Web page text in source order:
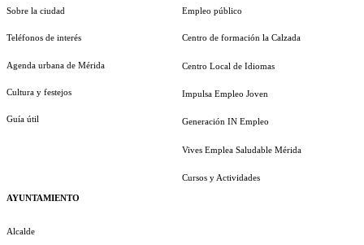
Sobre la ciudad
Teléfonos de interés
Agenda urbana de Mérida
Cultura y festejos
Guía útil
AYUNTAMIENTO
Alcalde
Empleo público
Centro de formación la Calzada
Centro Local de Idiomas
Impulsa Empleo Joven
Generación IN Empleo
Vives Emplea Saludable Mérida
Cursos y Actividades